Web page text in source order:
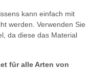
kann einfach mit
werden. Verwenden Sie
da diese das Material
für alle Arten von